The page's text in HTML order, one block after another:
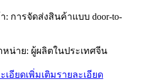
: การจัดส่งสินค้าแบบ door-to-
หน่าย: ผู้ผลิตในประเทศจีน
อียดเพิ่มเติมรายละเอียด